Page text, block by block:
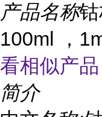
产品名称
100ml ，
看相似产
简介